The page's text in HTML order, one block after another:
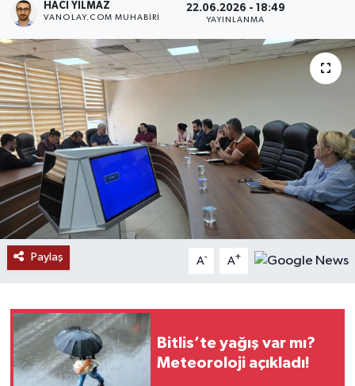
HACI YILMAZ
VANOLAY.COM MUHABIRI
22.06.2026 - 18:49
YAYINLANMA
Paylaş A- A+
Bitlis’te yağış var mı?
Meteoroloji açıkladı!
RESMİ İLANLAR